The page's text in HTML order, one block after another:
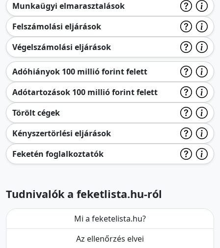
Munkaügyi elmarasztalások
Felszámolási eljárások
Végelszámolási eljárások
Adóhiányok 100 millió forint felett
Adótartozások 100 millió forint felett
Törölt cégek
Kényszertörlési eljárások
Feketén foglalkoztatók
Tudnivalók a feketlista.hu-ról
Mi a feketelista.hu?
Az ellenőrzés elvei